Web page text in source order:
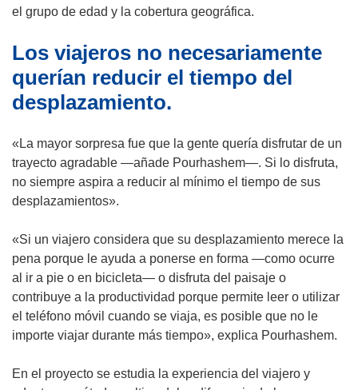
n
a
a
)
v
n
a
n
)
el grupo de edad y la cobertura geográfica.
Los viajeros no necesariamente
querían reducir el tiempo del
desplazamiento.
«La mayor sorpresa fue que la gente quería disfrutar de un
trayecto agradable —añade Pourhashem—. Si lo disfruta,
no siempre aspira a reducir al mínimo el tiempo de sus
desplazamientos».
«Si un viajero considera que su desplazamiento merece la
pena porque le ayuda a ponerse en forma —como ocurre
al ir a pie o en bicicleta— o disfruta del paisaje o
contribuye a la productividad porque permite leer o utilizar
el teléfono móvil cuando se viaja, es posible que no le
importe viajar durante más tiempo», explica Pourhashem.
En el proyecto se estudia la experiencia del viajero y